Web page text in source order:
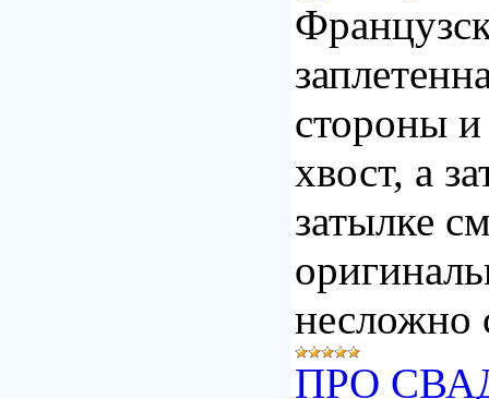
стороны и
хвост, а
затылке
несложно
ПРО